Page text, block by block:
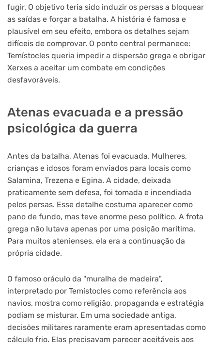
fugir. O objetivo teria sido induzir os persas a bloquear
as saídas e forçar a batalha. A história é famosa e
plausível em seu efeito, embora os detalhes sejam
difíceis de comprovar. O ponto central permanece:
Temístocles queria impedir a dispersão grega e obrigar
Xerxes a aceitar um combate em condições
desfavoráveis.
Atenas evacuada e a pressão
psicológica da guerra
Antes da batalha, Atenas foi evacuada. Mulheres,
crianças e idosos foram enviados para locais como
Salamina, Trezena e Egina. A cidade, deixada
praticamente sem defesa, foi tomada e incendiada
pelos persas. Esse detalhe costuma aparecer como
pano de fundo, mas teve enorme peso político. A frota
grega não lutava apenas por uma posição marítima.
Para muitos atenienses, ela era a continuação da
própria cidade.
O famoso oráculo da "muralha de madeira",
interpretado por Temístocles como referência aos
navios, mostra como religião, propaganda e estratégia
podiam se misturar. Em uma sociedade antiga,
decisões militares raramente eram apresentadas como
cálculo frio. Elas precisavam parecer aceitáveis aos